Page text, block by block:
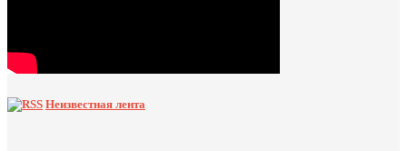
Неизвестная лента